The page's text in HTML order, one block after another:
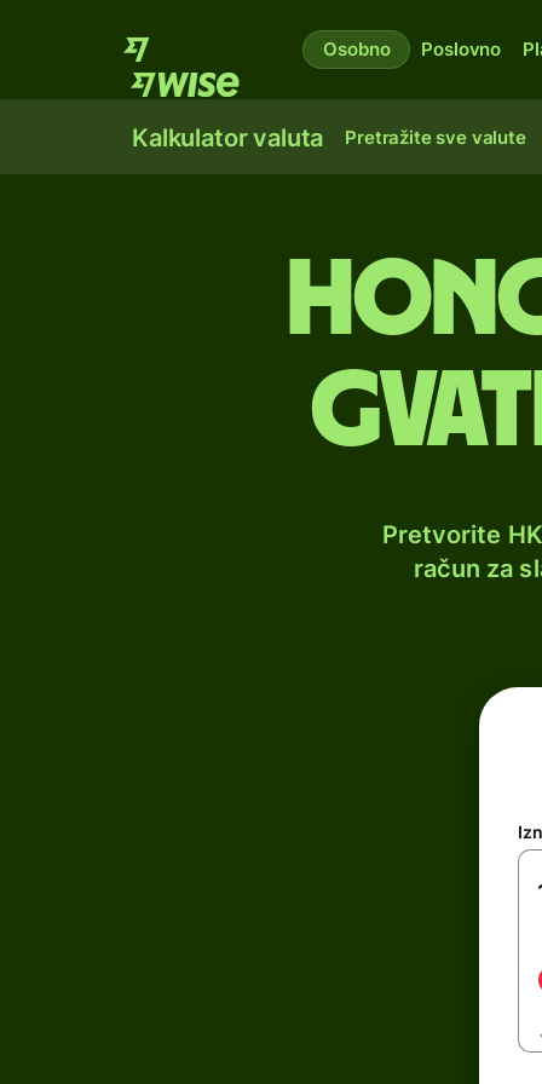
Osobno Poslovno
Kalkulator valuta Pretražite sve valute
Pretvorite
račun za